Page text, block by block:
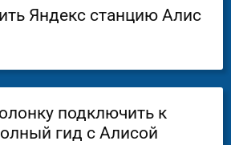
Яндекс станцию Алис
подключить к
гид с Алисой